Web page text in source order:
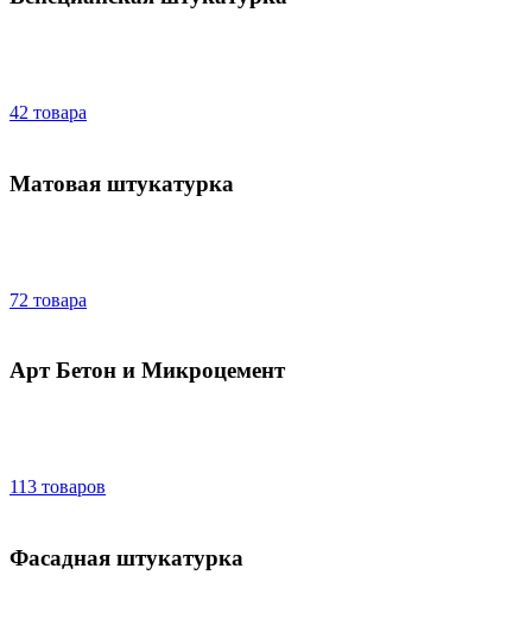
42 товара
Матовая штукатурка
72 товара
Арт Бетон и Микроцемент
113 товаров
Фасадная штукатурка